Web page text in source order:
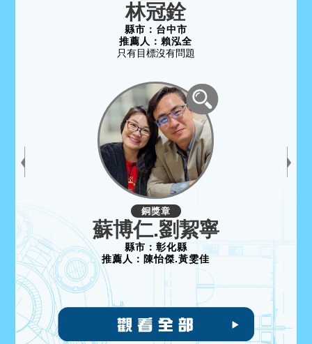
林冠銓
縣市： 台中市
推薦人：賴泓全
只有目標沒有問題
銅獎章
蘇博仁.劉絜寧
縣市： 彰化縣
推薦人： 陳怡傑.黃雯佳